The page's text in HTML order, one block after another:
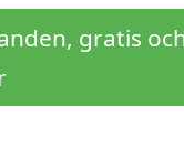
gratis